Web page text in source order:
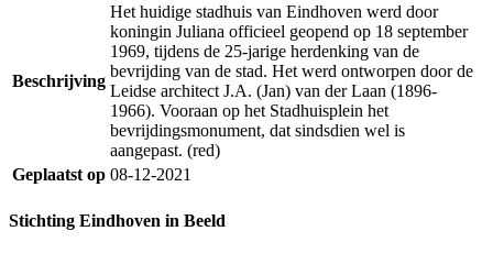
Beschrijving
Het huidige stadhuis van Eindhoven werd door
koningin Juliana officieel geopend op 18 september
1969, tijdens de 25-jarige herdenking van de
bevrijding van de stad. Het werd ontworpen door de
Leidse architect J.A. (Jan) van der Laan (1896-
1966). Vooraan op het Stadhuisplein het
bevrijdingsmonument, dat sindsdien wel is
aangepast. (red)
Geplaatst op 08-12-2021
Stichting Eindhoven in Beeld